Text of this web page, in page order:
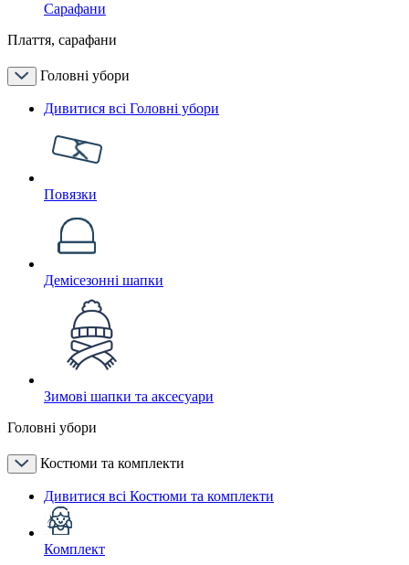
Сарафани
Плаття, сарафани
Головні убори
Дивитися всі Головні убори
Повязки
Демісезонні шапки
Зимові шапки та аксесуари
Головні убори
Костюми та комплекти
Дивитися всі Костюми та комплекти
Комплект